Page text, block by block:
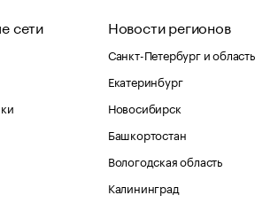
сети Новости регионов
Санкт-Петербург и область
Екатеринбург
Новосибирск
Башкортостан
Вологодская область
Калининград